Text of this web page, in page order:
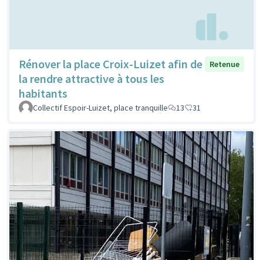
Rénover la place Croix-Luizet afin de
la rendre attractive à tous les
habitants
Retenue
Collectif Espoir-Luizet, place tranquille 13 31